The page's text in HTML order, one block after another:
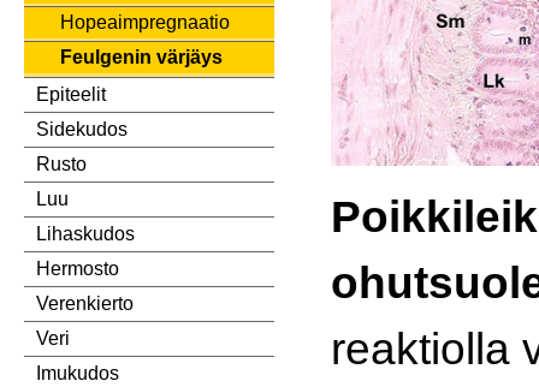
Hopeaimpregnaatio
Feulgenin värjäys
Epiteelit
Sidekudos
Rusto
Luu
Lihaskudos
Hermosto
Verenkierto
Veri
Imukudos
reaktiolla